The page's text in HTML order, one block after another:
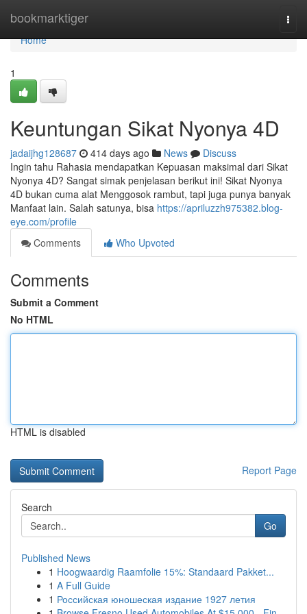
bookmarktiger
Home
Home
1
Keuntungan Sikat Nyonya 4D
jadaijhg128687 414 days ago News
Discuss
Ingin tahu Rahasia mendapatkan Kepuasan maksimal dari Sikat
Nyonya 4D? Sangat simak penjelasan berikut ini! Sikat Nyonya
4D bukan cuma alat Menggosok rambut, tapi juga punya banyak
Manfaat lain. Salah satunya, bisa https://apriluzzh975382.blog-
eye.com/profile
Comments
Who Upvoted
Comments
Submit a Comment
No HTML
HTML is disabled
Report Page
Search
Go
Published News
1 Hoogwaardig Raamfolie 15%: Standaard Pakket...
1 A Full Guide
1 Российская юношеская издание 1927 летия